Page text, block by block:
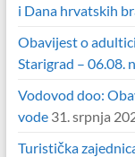
i Dana hrvatskih
Obavijest o
Starigrad – 06.08.
Vodovod doo:
vode 31. srpnja
Turistička